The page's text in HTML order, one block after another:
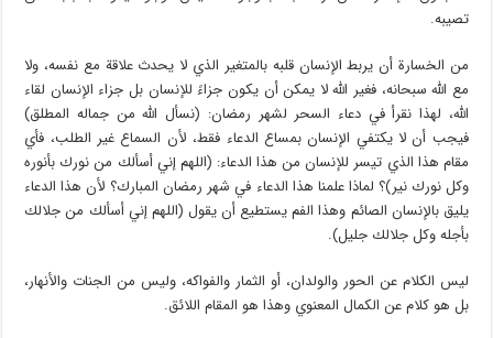
تصيبه.
من الخسارة أن يربط الإنسان قلبه بالمتغير الذي لا يحدث علاقة مع نفسه، ولا
مع الله سبحانه، فغير الله لا يمكن أن يكون جزاءً للإنسان بل جزاء الإنسان لقاء
الله، لهذا نقرأ في دعاء السحر لشهر رمضان: (نسأل الله من جماله المطلق)
فيجب أن لا يكتفي الإنسان بمساع الدعاء فقط، لأن السماع غير الطلب، فأي
مقام هذا الذي تيسر للإنسان من هذا الدعاء: (اللهم إني أسألك من نورك بأنوره
وكل نورك نير)؟ لماذا علمنا هذا الدعاء في شهر رمضان المبارك؟ لأن هذا الدعاء
يليق بالإنسان الصائم وهذا الفم يستطيع أن يقول (اللهم إني أسألك من جلالك
بأجله وكل جلالك جليل).
ليس الكلام عن الحور والولدان، أو الثمار والفواكه، وليس من الجنات والأنهار،
بل هو كلام عن الكمال المعنوي وهذا هو المقام اللائق.